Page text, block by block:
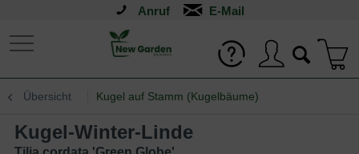
Anruf
Übersicht Kugel auf Stamm (Kugelbäume)
Kugel-Winter-Linde